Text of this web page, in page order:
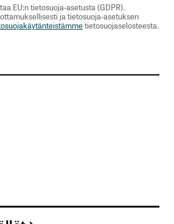
EU:n tietosuoja-asetusta (GDPR).
ja tietosuoja-asetuksen
tietosuojaselosteesta.